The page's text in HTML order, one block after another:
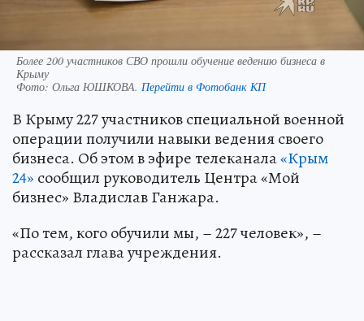
Более 200 участников СВО прошли обучение ведению бизнеса в
Крыму
Фото: Ольга ЮШКОВА. Перейти в Фотобанк КП
В Крыму 227 участников специальной военной
операции получили навыки ведения своего
бизнеса. Об этом в эфире телеканала«Крым
24» сообщил руководитель Центра «Мой
бизнес» Владислав Ганжара.
«По тем, кого обучили мы, – 227 человек», –
рассказал глава учреждения.